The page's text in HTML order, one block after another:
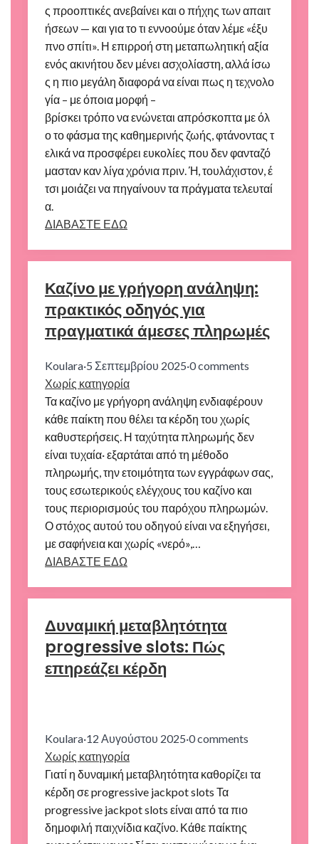
ς προοπτικές ανεβαίνει και ο πήχης των απαιτ
ήσεων — και για το τι εννοούμε όταν λέμε «έξυ
πνο σπίτι». Η επιρροή στη μεταπωλητική αξία
ενός ακινήτου δεν μένει ασχολίαστη, αλλά ίσω
ς η πιο μεγάλη διαφορά να είναι πως η τεχνολο
γία – με όποια μορφή –
βρίσκει τρόπο να ενώνεται απρόσκοπτα με όλ
ο το φάσμα της καθημερινής ζωής, φτάνοντας τ
ελικά να προσφέρει ευκολίες που δεν φανταζό
μασταν καν λίγα χρόνια πριν. Ή, τουλάχιστον, έ
τσι μοιάζει να πηγαίνουν τα πράγματα τελευταί
α.
ΔΙΑΒΑΣΤΕ ΕΔΩ
Καζίνο με γρήγορη ανάληψη:
πρακτικός οδηγός για
πραγματικά άμεσες πληρωμές
Koulara·5 Σεπτεμβρίου 2025·0 comments
Χωρίς κατηγορία
Τα καζίνο με γρήγορη ανάληψη ενδιαφέρουν
κάθε παίκτη που θέλει τα κέρδη του χωρίς
καθυστερήσεις. Η ταχύτητα πληρωμής δεν
είναι τυχαία· εξαρτάται από τη μέθοδο
πληρωμής, την ετοιμότητα των εγγράφων σας,
τους εσωτερικούς ελέγχους του καζίνο και
τους περιορισμούς του παρόχου πληρωμών.
Ο στόχος αυτού του οδηγού είναι να εξηγήσει,
με σαφήνεια και χωρίς «νερό»,…
ΔΙΑΒΑΣΤΕ ΕΔΩ
Δυναμική μεταβλητότητα
progressive slots: Πώς
επηρεάζει κέρδη
Koulara·12 Αυγούστου 2025·0 comments
Χωρίς κατηγορία
Γιατί η δυναμική μεταβλητότητα καθορίζει τα
κέρδη σε progressive jackpot slots Τα
progressive jackpot slots είναι από τα πιο
δημοφιλή παιχνίδια καζίνο. Κάθε παίκτης